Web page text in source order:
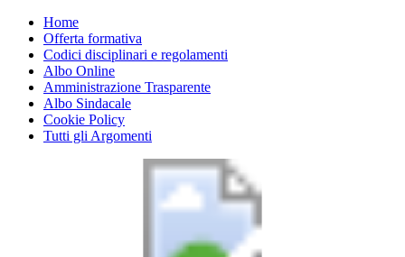
Home
Offerta formativa
Codici disciplinari e regolamenti
Albo Online
Amministrazione Trasparente
Albo Sindacale
Cookie Policy
Tutti gli Argomenti